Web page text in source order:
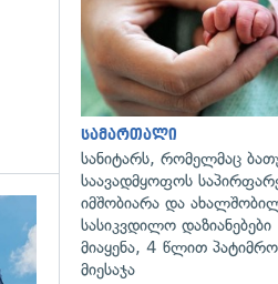
გადახედვა
სამართალი
სანიტარს, რომელმაც
საავადმყოფოს
იმშობიარა და
სასიკვდილო დაზიანებები
მიაყენა, 4 წლით
მიესაჯა